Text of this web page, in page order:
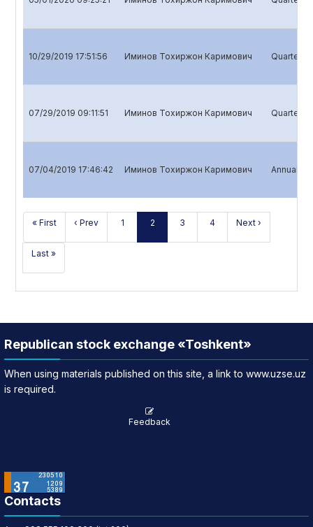
10/29/2019 17:51:56 Иминов Тохиржон Каримович Quarterly
07/29/2019 09:11:51 Иминов Тохиржон Каримович Quarterly
07/04/2019 17:46:42 Иминов Тохиржон Каримович Annual
« First ‹ Prev 1 2 3 4 Next ›
Last »
Republican stock exchange «Toshkent»
When using materials published on this site, a link to www.uzse.uz
is required.
Feedback
Contacts